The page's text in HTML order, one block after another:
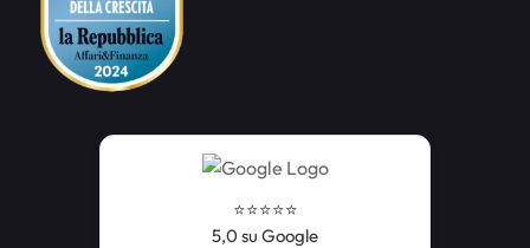
⭐️⭐️⭐️⭐️⭐️
5,0 su Google